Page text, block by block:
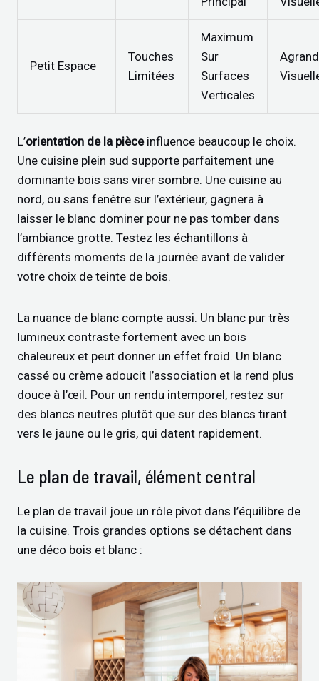
Petit Espace
Touches
Limitées
Maximum
Sur
Surfaces
Verticales
L’orientation de la pièceinfluence beaucoup le choix.
Une cuisine plein sud supporte parfaitement une
dominante bois sans virer sombre. Une cuisine au
nord, ou sans fenêtre sur l’extérieur, gagnera à
laisser le blanc dominer pour ne pas tomber dans
l’ambiance grotte. Testez les échantillons à
différents moments de la journée avant de valider
votre choix de teinte de bois.
La nuance de blanc compte aussi. Un blanc pur très
lumineux contraste fortement avec un bois
chaleureux et peut donner un effet froid. Un blanc
cassé ou crème adoucit l’association et la rend plus
douce à l’œil. Pour un rendu intemporel, restez sur
des blancs neutres plutôt que sur des blancs tirant
vers le jaune ou le gris, qui datent rapidement.
Le plan de travail, élément central
Le plan de travail joue un rôle pivot dans l’équilibre de
la cuisine. Trois grandes options se détachent dans
une déco bois et blanc :